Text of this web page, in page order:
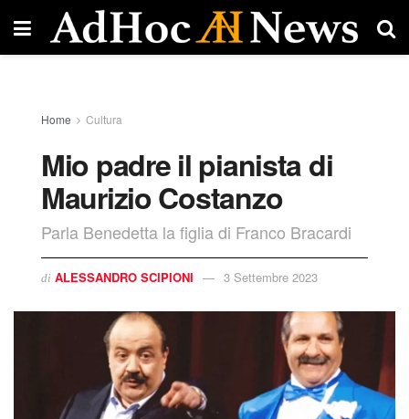
Home Cultura
Mio padre il pianista di
Maurizio Costanzo
Parla Benedetta la figlia di Franco Bracardi
di ALESSANDRO SCIPIONI 3 Settembre 2023